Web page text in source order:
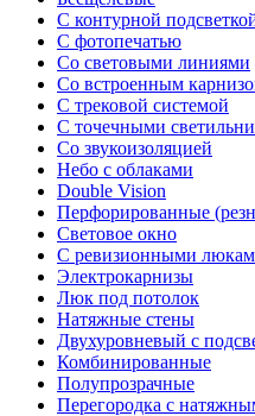
С контурной
С фотопечатью
Со световыми линиями
Со встроенным
С трековой системой
С точечными
Со звукоизоляцией
Небо с облаками
Double Vision
Перфорированные
Световое окно
С ревизионными
Электрокарнизы
Люк под потолок
Натяжные стены
Двухуровневый с
Комбинированные
Полупрозрачные
Перегородка с